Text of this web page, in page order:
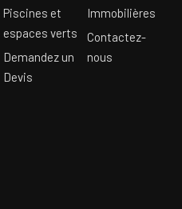
Piscines et
espaces verts
Demandez un
Devis
Immobilières
Contactez-
nous